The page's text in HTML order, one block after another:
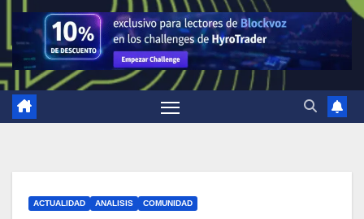
ACTUALIDAD ANALISIS COMUNIDAD